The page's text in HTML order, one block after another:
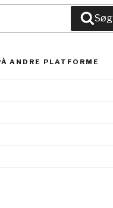
Søg
ANDRE PLATFORME